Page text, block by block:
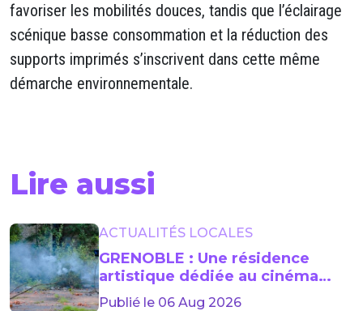
favoriser les mobilités douces, tandis que l’éclairage
scénique basse consommation et la réduction des
supports imprimés s’inscrivent dans cette même
démarche environnementale.
Lire aussi
ACTUALITÉS LOCALES
GRENOBLE : Une résidence
artistique dédiée au cinéma
lancée jusqu’en 2029
Publié le 06 Aug 2026